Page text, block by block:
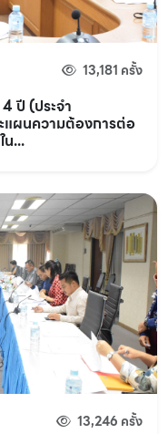
13,181 ครั้ง
ปี (ประจำ
ผนความต้องการต่อ
น...
13,246 ครั้ง